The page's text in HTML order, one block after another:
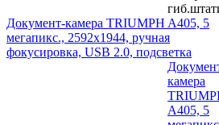
Документ-камера TRIUMPH A405, 5
мегапикс., 2592x1944, ручная
фокусировка, USB 2.0, подсветка
камера
A405, 5